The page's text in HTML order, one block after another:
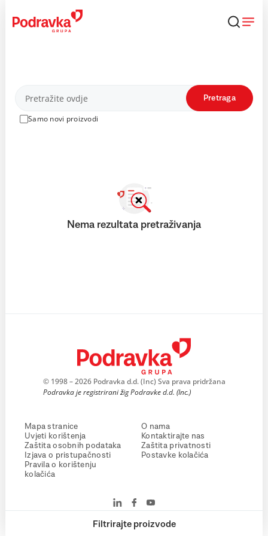
content
Proizvodi
Samo novi proizvodi
Pretraga
Filtrirajte proizvode
Nema rezultata pretraživanja
© 1998 – 2026 Podravka d.d. (Inc) Sva prava pridržana
Podravka je registrirani žig Podravke d.d. (Inc.)
Mapa stranice
Uvjeti korištenja
Zaštita osobnih podataka
Izjava o pristupačnosti
Pravila o korištenju
kolačića
O nama
Kontaktirajte nas
Zaštita privatnosti
Postavke kolačića